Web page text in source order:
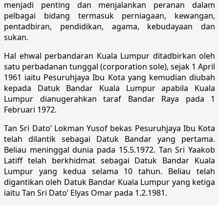
menjadi penting dan menjalankan peranan dalam
pelbagai bidang termasuk perniagaan, kewangan,
pentadbiran, pendidikan, agama, kebudayaan dan
sukan.
Hal ehwal perbandaran Kuala Lumpur ditadbirkan oleh
satu perbadanan tunggal (corporation sole), sejak 1 April
1961 iaitu Pesuruhjaya Ibu Kota yang kemudian diubah
kepada Datuk Bandar Kuala Lumpur apabila Kuala
Lumpur dianugerahkan taraf Bandar Raya pada 1
Februari 1972.
Tan Sri Dato’ Lokman Yusof bekas Pesuruhjaya Ibu Kota
telah dilantik sebagai Datuk Bandar yang pertama.
Beliau meninggal dunia pada 15.5.1972. Tan Sri Yaakob
Latiff telah berkhidmat sebagai Datuk Bandar Kuala
Lumpur yang kedua selama 10 tahun. Beliau telah
digantikan oleh Datuk Bandar Kuala Lumpur yang ketiga
iaitu Tan Sri Dato’ Elyas Omar pada 1.2.1981.